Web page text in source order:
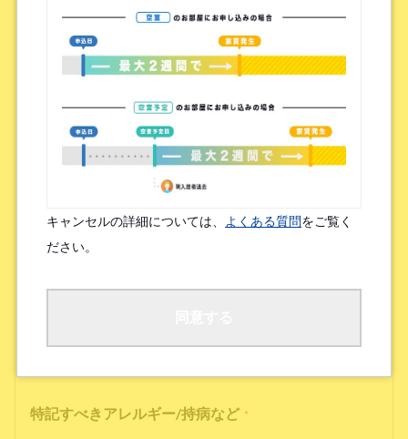
※お電話またはLINE、Zoomにて20分程度ご内見に関するお話をさせ
ていただきます。
※内見がすでにお済の方は「内見済み」とご記入ください。
*
吸わない
※全面禁煙ハウスには喫煙者の方はご入居いただけませんのでご了承
ください。
※物件によっては自転車置き場がない場合がございます。
特記すべきアレルギー/持病など *
キャンセルの詳細については、 よくある質問をご覧く
ださい。